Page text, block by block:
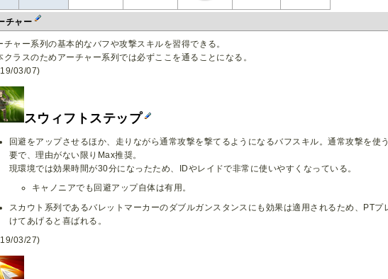
チャー
チャー系列の基本的なバフや攻撃スキルを習得できる。
クラスのためアーチャー系列では必ずここを通ることになる。
03/07)
スウィフトステップ
回避をアップさせるほか、走りながら通常攻撃を撃てるようになるバフスキル。通常攻撃を使
要で、理由がない限りMax推奨。
現環境では効果時間が30分になったため、IDやレイドで非常に使いやすくなっている。
キャノニアでも回避アップ自体は有用。
スカウト系列であるバレットマーカーのダブルガンスタンスにも効果は適用されるため、PTプ
けてあげると喜ばれる。
03/27)